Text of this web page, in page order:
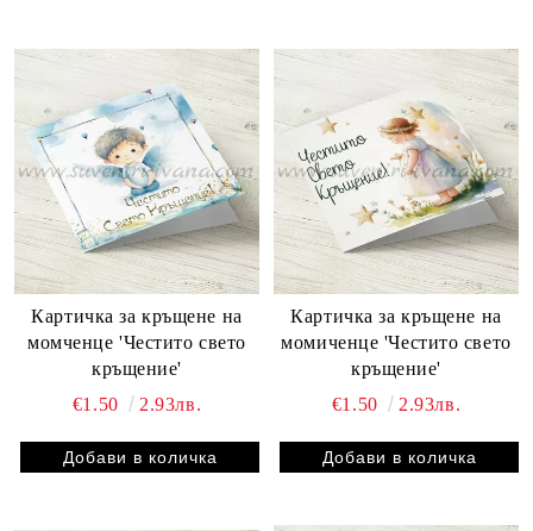
Картичка за кръщене на
момченце 'Честито свето
кръщение'
€1.50
2.93лв.
Картичка за кръщене на
момиченце 'Честито свето
кръщение'
€1.50
2.93лв.